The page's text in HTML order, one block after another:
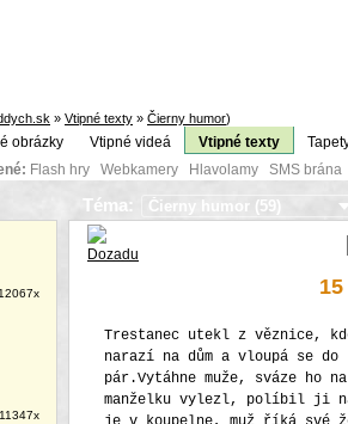
» Vtipné texty » Čierny humor)
obrázky Vtipné videá Vtipné texty
Flash hry Webkamery Hlavolamy SMS
12067x
11347x
Téma:
Trestanec utekl z věznice,
narazí na dům a vloupá se
pár.Vytáhne muže, sváze
manželku vylezl, políbil ji